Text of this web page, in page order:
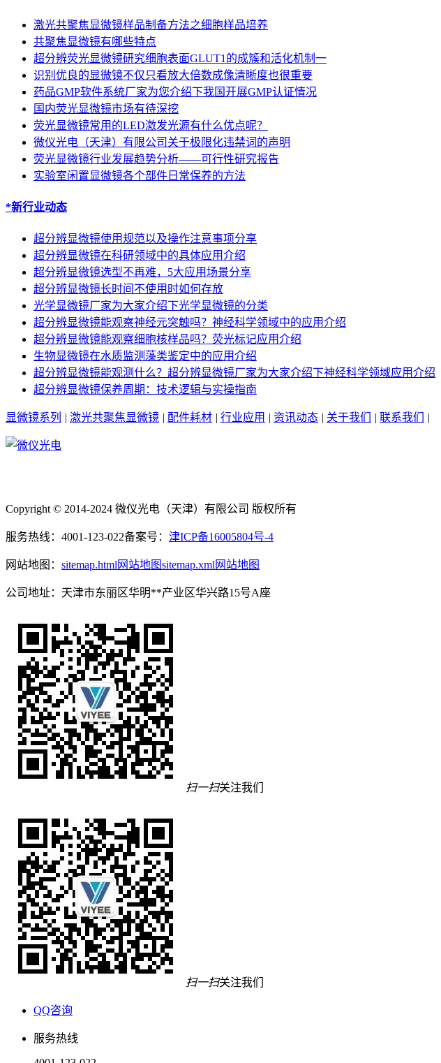
激光共聚焦显微镜样品制备方法之细胞样品培养
共聚焦显微镜有哪些特点
超分辨荧光显微镜研究细胞表面GLUT1的成簇和活化机制一
识别优良的显微镜不仅只看放大倍数成像清晰度也很重要
药品GMP软件系统厂家为您介绍下我国开展GMP认证情况
国内荧光显微镜市场有待深挖
荧光显微镜常用的LED激发光源有什么优点呢？
微仪光电（天津）有限公司关于极限化违禁词的声明
荧光显微镜行业发展趋势分析——可行性研究报告
实验室闲置显微镜各个部件日常保养的方法
*新行业动态
超分辨显微镜使用规范以及操作注意事项分享
超分辨显微镜在科研领域中的具体应用介绍
超分辨显微镜选型不再难，5大应用场景分享
超分辨显微镜长时间不使用时如何存放
光学显微镜厂家为大家介绍下光学显微镜的分类
超分辨显微镜能观察神经元突触吗？神经科学领域中的应用介绍
超分辨显微镜能观察细胞核样品吗？荧光标记应用介绍
生物显微镜在水质监测藻类鉴定中的应用介绍
超分辨显微镜能观测什么？超分辨显微镜厂家为大家介绍下神经科学领域应用介绍
超分辨显微镜保养周期：技术逻辑与实操指南
显微镜系列 激光共聚焦显微镜 配件耗材 行业应用 资讯动态 关于我们 联系我们
Copyright © 2014-2024 微仪光电（天津）有限公司 版权所有
服务热线：4001-123-022备案号： 津ICP备16005804号-4
网站地图： sitemap.html网站地图sitemap.xml网站地图
公司地址：天津市东丽区华明**产业区华兴路15号A座
扫一扫关注我们
扫一扫关注我们
QQ咨询
服务热线